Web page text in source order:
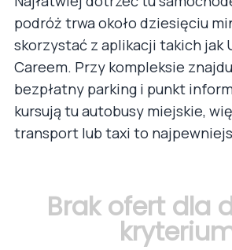
podróż trwa około dziesięciu
skorzystać z aplikacji takich jak
Careem. Przy kompleksie
bezpłatny parking i punkt
kursują tu autobusy miejskie,
transport lub taxi to
Brak ofert dla